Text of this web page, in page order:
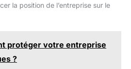
la position de l’entreprise sur le
protéger votre entreprise
?